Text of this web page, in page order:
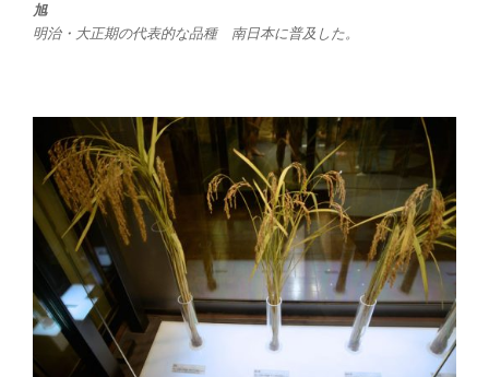
旭
明治・大正期の代表的な品種 南日本に普及した。